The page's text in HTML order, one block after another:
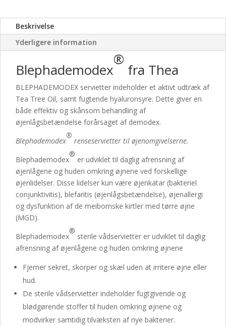
ved
blefaritisBeskrivelse
Yderligere information
Blephademodex
®
fra Thea
BLEPHADEMODEX servietter indeholder et aktivt udtræk af
Tea Tree Oil, samt fugtende hyaluronsyre. Dette giver en
både effektiv og skånsom behandling af
øjenlågsbetændelse forårsaget af demodex.
Blephademodex
®
renseservietter til øjenomgivelserne.
Blephademodex
®
er udviklet til daglig afrensning af
øjenlågene og huden omkring øjnene ved forskellige
øjenlidelser. Disse lidelser kun være øjenkatar (bakteriel
conjunktivitis), blefaritis (øjenlågsbetændelse), øjenallergi
og dysfunktion af de meibomske kirtler med tørre øjne
(MGD).
Blephademodex
®
sterile vådservietter er udviklet til daglig
afrensning af øjenlågene og huden omkring øjnene
Fjerner sekret, skorper og skæl uden at irritere øjne eller
hud.
De sterile vådservietter indeholder fugtgivende og
blødgørende stoffer til huden omkring øjnene og
modvirker samtidig tilvæksten af nye bakterier.